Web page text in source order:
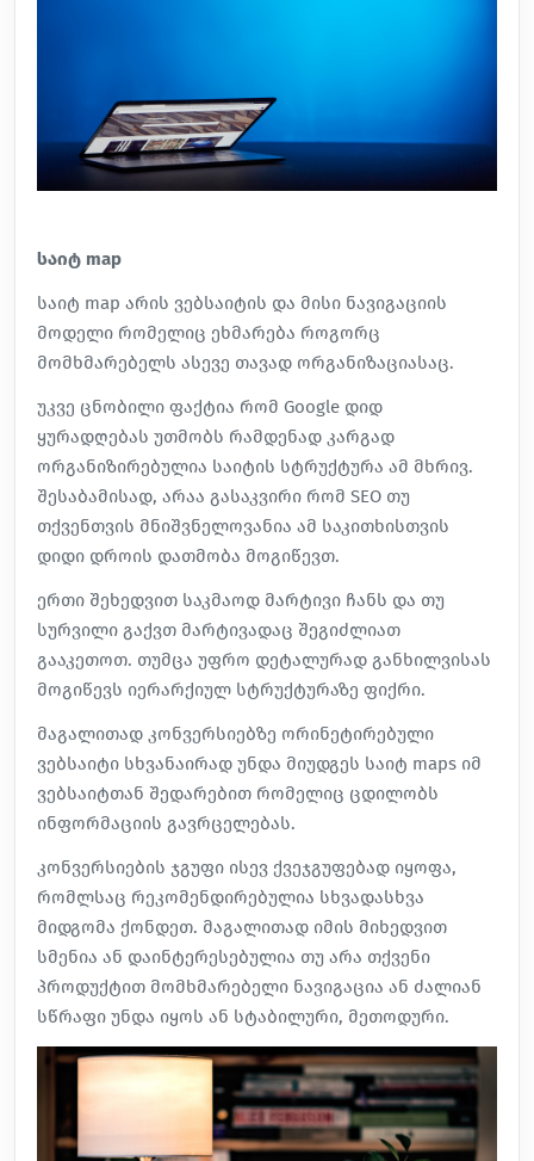
საიტ map
საიტ map არის ვებსაიტის და მისი ნავიგაციის
მოდელი რომელიც ეხმარება როგორც
მომხმარებელს ასევე თავად ორგანიზაციასაც.
უკვე ცნობილი ფაქტია რომ Google დიდ
ყურადღებას უთმობს რამდენად კარგად
ორგანიზირებულია საიტის სტრუქტურა ამ მხრივ.
შესაბამისად, არაა გასაკვირი რომ SEO თუ
თქვენთვის მნიშვნელოვანია ამ საკითხისთვის
დიდი დროის დათმობა მოგიწევთ.
ერთი შეხედვით საკმაოდ მარტივი ჩანს და თუ
სურვილი გაქვთ მარტივადაც შეგიძლიათ
გააკეთოთ. თუმცა უფრო დეტალურად განხილვისას
მოგიწევს იერარქიულ სტრუქტურაზე ფიქრი.
მაგალითად კონვერსიებზე ორინეტირებული
ვებსაიტი სხვანაირად უნდა მიუდგეს საიტ maps იმ
ვებსაიტთან შედარებით რომელიც ცდილობს
ინფორმაციის გავრცელებას.
კონვერსიების ჯგუფი ისევ ქვეჯგუფებად იყოფა,
რომლსაც რეკომენდირებულია სხვადასხვა
მიდგომა ქონდეთ. მაგალითად იმის მიხედვით
სმენია ან დაინტერესებულია თუ არა თქვენი
პროდუქტით მომხმარებელი ნავიგაცია ან ძალიან
სწრაფი უნდა იყოს ან სტაბილური, მეთოდური.